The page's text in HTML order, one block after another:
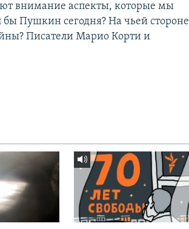
внимание аспекты, которые мы
Пушкин сегодня? На чьей стороне
Писатели Марио Корти и